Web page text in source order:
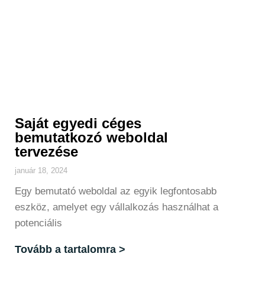
Saját egyedi céges
bemutatkozó weboldal
tervezése
január 18, 2024
Egy bemutató weboldal az egyik legfontosabb
eszköz, amelyet egy vállalkozás használhat a
potenciális
Tovább a tartalomra >